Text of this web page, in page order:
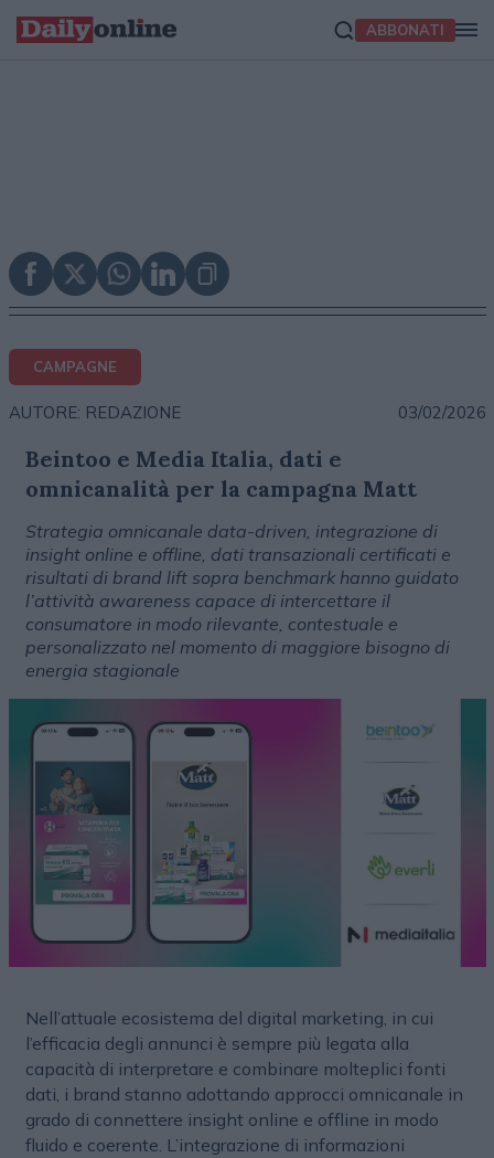
ABBONATI
CAMPAGNE
AUTORE: REDAZIONE 03/02/2026
Beintoo e Media Italia, dati e
omnicanalità per la campagna Matt
Strategia omnicanale data-driven, integrazione di
insight online e offline, dati transazionali certificati e
risultati di brand lift sopra benchmark hanno guidato
l’attività awareness capace di intercettare il
consumatore in modo rilevante, contestuale e
personalizzato nel momento di maggiore bisogno di
energia stagionale
Nell’attuale ecosistema del digital marketing, in cui
l’efficacia degli annunci è sempre più legata alla
capacità di interpretare e combinare molteplici fonti
dati, i brand stanno adottando approcci omnicanale in
grado di connettere insight online e offline in modo
fluido e coerente. L’integrazione di informazioni